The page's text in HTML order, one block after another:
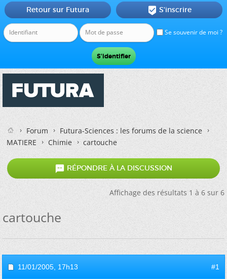
Se souvenir de moi ?
Retour sur Futura  S'inscrire
Forum
Futura-Sciences : les forums de la science
MATIERE
Chimie cartouche
 RÉPONDRE À LA DISCUSSION
Affichage des résultats 1 à 6 sur 6
cartouche
11/01/2005, 17h13 #1